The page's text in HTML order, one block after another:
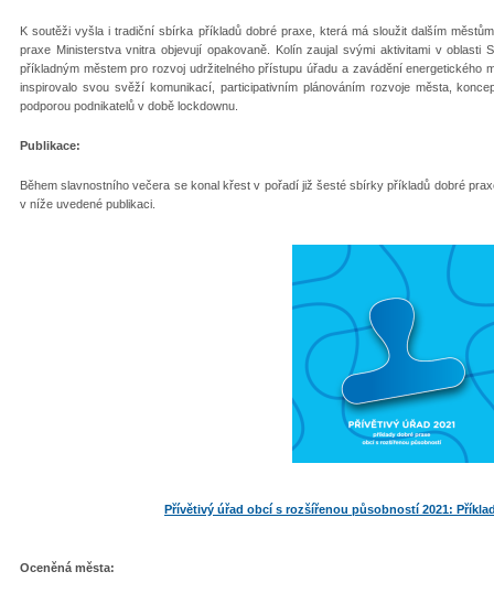
K soutěži vyšla i tradiční sbírka příkladů dobré praxe, která má sloužit dalším
praxe Ministerstva vnitra objevují opakovaně. Kolín zaujal svými aktivitami v oblasti
příkladným městem pro rozvoj udržitelného přístupu úřadu a zavádění energetického
inspirovalo svou svěží komunikací, participativním plánováním rozvoje města,
podporou podnikatelů v době lockdownu.
Publikace:
Během slavnostního večera se konal křest v pořadí již šesté sbírky příkladů dobré
v níže uvedené publikaci.
Přívětivý úřad obcí s rozšířenou působností 2021:
Oceněná města: